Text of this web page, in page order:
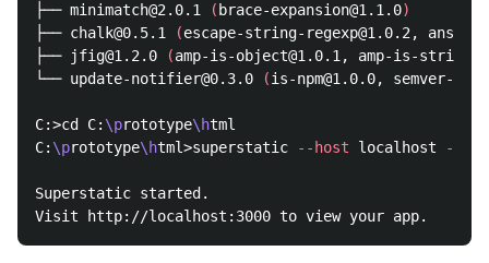
├── minimatch@2.0.1
( brace-expansion@1.1.0)
├── chalk@0.5.1
(escape-string-regexp@1.0.2, ansi-
├── jfig@1.2.0
(amp-is-object@1.0.1, amp-is-
└── update-notifier@0.3.0
(is-npm@1.0.0, semver-
C:>cd C: \prototype\html
C: \prototype\html>superstatic --host localhost --
Superstatic started.